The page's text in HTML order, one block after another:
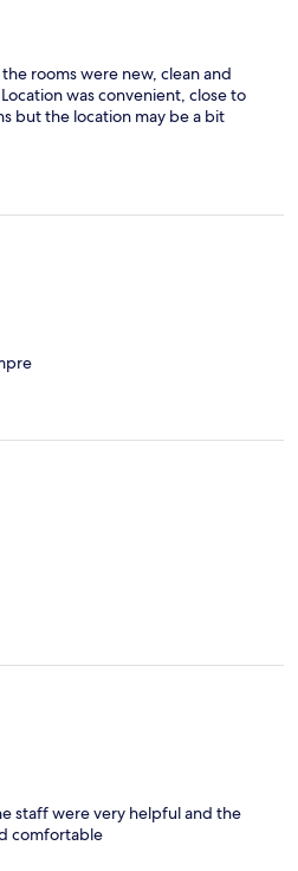
rooms were new, clean and
was convenient, close to
but the location may be a bit
staff were very helpful and the
comfortable